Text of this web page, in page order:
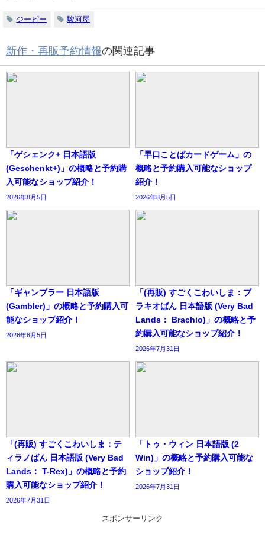
ジーピー 駿河屋
新作・再販予約情報の関連記事
「ゲシェンク+ 日本語版
(Geschenkt+)」の概略と予約購
入可能なショップ紹介！
2026年8月5日
「早口ことばカードゲーム」の
概略と予約購入可能なショップ
紹介！
2026年8月5日
「ギャンブラー 日本語版
(Gambler)」の概略と予約購入可
能なショップ紹介！
2026年8月5日
「(再販) すごくこわいしま：ブ
ラキオばん 日本語版 (Very Bad
Lands： Brachio)」の概略と予
約購入可能なショップ紹介！
2026年7月31日
「(再販) すごくこわいしま：テ
ィラノばん 日本語版 (Very Bad
Lands： T-Rex)」の概略と予約
購入可能なショップ紹介！
2026年7月31日
「トゥ・ウィン 日本語版 (2
Win)」の概略と予約購入可能な
ショップ紹介！
2026年7月31日
スポンサーリンク